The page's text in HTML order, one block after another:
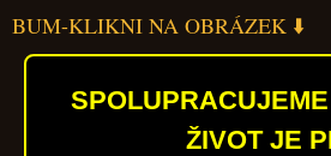
BUM-KLIKNI NA OBRÁZEK ⬇️
ŽIVOT JE